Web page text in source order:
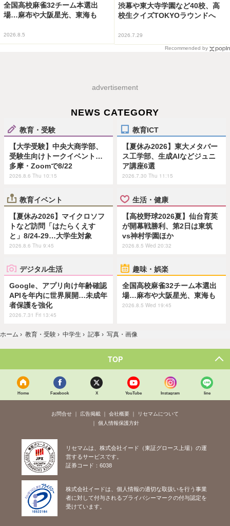
全国高校麻雀32チーム本選出
場…麻布や大阪星光、東海も
2026.8.5
渋幕や東大寺学園など40校、高
校生クイズTOKYOラウンドへ
2026.7.29
Recommended by
advertisement
NEWS CATEGORY
教育・受験
【大学受験】中央大商学部、
受験生向けトークイベント…
多摩・Zoomで8/22
2026.8.6 Thu 10:15
教育ICT
【夏休み2026】東大メタバー
ス工学部、生成AIなどジュニ
ア講座6選
2026.7.30 Thu 11:15
教育イベント
【夏休み2026】マイクロソフ
トなど訪問「はたらくえす
と」8/24-29…大学生対象
2026.8.6 Thu 9:45
生活・健康
【高校野球2026夏】仙台育英
が開幕戦勝利、第2日は東筑
vs神村学園ほか
2026.8.5 Wed 20:32
デジタル生活
Google、アプリ向け年齢確認
APIを年内に世界展開…未成年
者保護を強化
2026.7.31 Fri 13:45
趣味・娯楽
全国高校麻雀32チーム本選出
場…麻布や大阪星光、東海も
2026.8.5 Wed 19:45
ホーム › 教育・受験 › 中学生 › 記事 › 写真・画像
TOP
Home Facebook X YouTube Instagram line
お問合せ 広告掲載 会社概要
リセマムについて
個人情報保護方針
リセマムは、株式会社イード（東証グロース上場）の運
営するサービスです。
証券コード：6038
株式会社イードは、個人情報の適切な取扱いを行う事業
者に対して付与されるプライバシーマークの付与認定を
受けています。